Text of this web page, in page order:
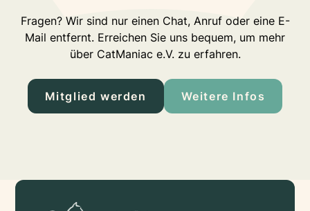
Fragen? Wir sind nur einen Chat, Anruf oder eine E-
Mail entfernt. Erreichen Sie uns bequem, um mehr
über CatManiac e.V. zu erfahren.
Mitglied werden Weitere Infos